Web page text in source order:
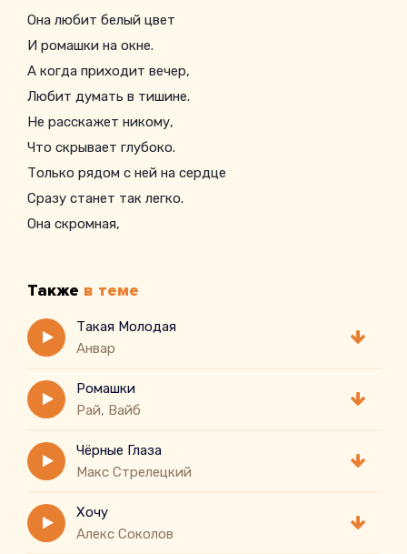
Она любит белый цвет
И ромашки на окне.
А когда приходит вечер,
Любит думать в тишине.
Не расскажет никому,
Что скрывает глубоко.
Только рядом с ней на сердце
Сразу станет так легко.
Она скромная,
И сама не понимает,
Также в теме
Такая Молодая
Анвар
Ромашки
Рай, Вайб
Чёрные Глаза
Макс Стрелецкий
Хочу
Алекс Соколов